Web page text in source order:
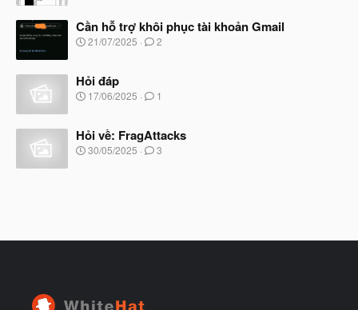
đ
ầ
u
y
b
ắ
đ
ầ
u
Cần hỗ trợ khôi phục tài khoản Gmail
N
y
b
ắ
đ
ầ
u
21/07/2025 2
Hỏi đáp
N
y
b
ắ
17/06/2025 1
Hỏi về: FragAttacks
N
đ
30/05/2025 3